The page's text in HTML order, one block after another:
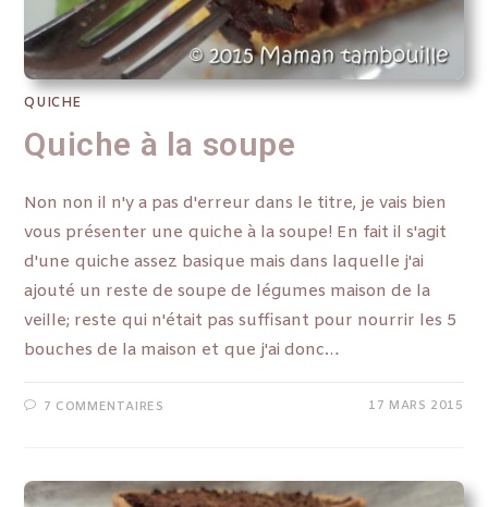
QUICHE
Quiche à la soupe
Non non il n'y a pas d'erreur dans le titre, je vais bien
vous présenter une quiche à la soupe! En fait il s'agit
d'une quiche assez basique mais dans laquelle j'ai
ajouté un reste de soupe de légumes maison de la
veille; reste qui n'était pas suffisant pour nourrir les 5
bouches de la maison et que j'ai donc…
7 COMMENTAIRES 17 MARS 2015